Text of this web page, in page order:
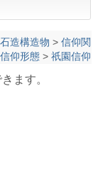
造構造物 > 信仰関
仰形態> 祇園信仰
ます。